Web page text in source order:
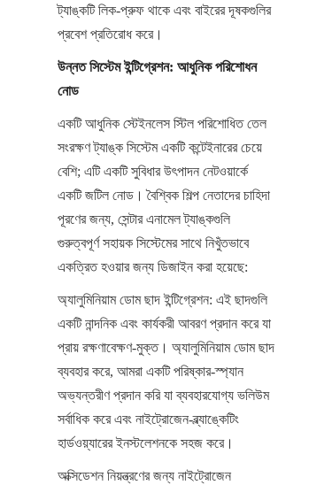
ট্যাঙ্কটি লিক-প্রুফ থাকে এবং বাইরের দূষকগুলির
প্রবেশ প্রতিরোধ করে।
উন্নত সিস্টেম ইন্টিগ্রেশন: আধুনিক পরিশোধন
নোড
একটি আধুনিক স্টেইনলেস স্টিল পরিশোধিত তেল
সংরক্ষণ ট্যাঙ্ক সিস্টেম একটি কন্টেইনারের চেয়ে
বেশি; এটি একটি সুবিধার উৎপাদন নেটওয়ার্কে
একটি জটিল নোড। বৈশ্বিক শিল্প নেতাদের চাহিদা
পূরণের জন্য, সেন্টার এনামেল ট্যাঙ্কগুলি
গুরুত্বপূর্ণ সহায়ক সিস্টেমের সাথে নিখুঁতভাবে
একত্রিত হওয়ার জন্য ডিজাইন করা হয়েছে:
অ্যালুমিনিয়াম ডোম ছাদ ইন্টিগ্রেশন: এই ছাদগুলি
একটি নান্দনিক এবং কার্যকরী আবরণ প্রদান করে যা
প্রায় রক্ষণাবেক্ষণ-মুক্ত। অ্যালুমিনিয়াম ডোম ছাদ
ব্যবহার করে, আমরা একটি পরিষ্কার-স্প্যান
অভ্যন্তরীণ প্রদান করি যা ব্যবহারযোগ্য ভলিউম
সর্বাধিক করে এবং নাইট্রোজেন-ব্ল্যাঙ্কেটিং
হার্ডওয়্যারের ইনস্টলেশনকে সহজ করে।
অক্সিডেশন নিয়ন্ত্রণের জন্য নাইট্রোজেন